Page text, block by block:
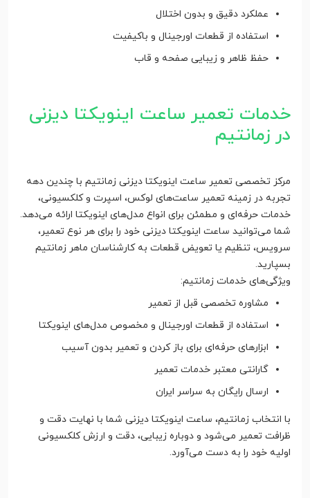
عملکرد دقیق و بدون اختلال
استفاده از قطعات اورجینال و باکیفیت
حفظ ظاهر و زیبایی صفحه و قاب
خدمات تعمیر ساعت اینویکتا دیزنی
در زمانتیم
مرکز تخصصی تعمیر ساعت اینویکتا دیزنی زمانتیم با چندین دهه
تجربه در زمینه تعمیر ساعت‌های لوکس، اسپرت و کلکسیونی،
خدمات حرفه‌ای و مطمئن برای انواع مدل‌های اینویکتا ارائه می‌دهد.
شما می‌توانید ساعت اینویکتا دیزنی خود را برای هر نوع تعمیر،
سرویس، تنظیم یا تعویض قطعات به کارشناسان ماهر زمانتیم
بسپارید.
ویژگی‌های خدمات زمانتیم:
مشاوره تخصصی قبل از تعمیر
استفاده از قطعات اورجینال و مخصوص مدل‌های اینویکتا
ابزارهای حرفه‌ای برای باز کردن و تعمیر بدون آسیب
گارانتی معتبر خدمات تعمیر
ارسال رایگان به سراسر ایران
با انتخاب زمانتیم، ساعت اینویکتا دیزنی شما با نهایت دقت و
ظرافت تعمیر می‌شود و دوباره زیبایی، دقت و ارزش کلکسیونی
اولیه خود را به دست می‌آورد.